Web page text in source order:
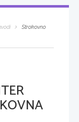
Strokovno